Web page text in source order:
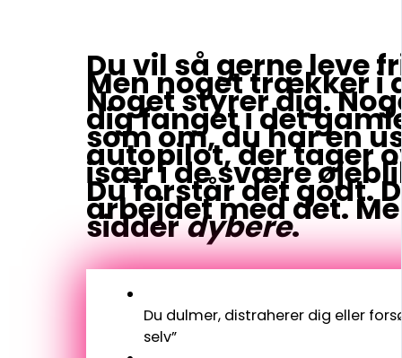
Du vil så gerne leve
Men noget trækker i
Noget styrer dig.
dig fanget i det
som om, du har en
autopilot, der tager
især i de svære
Du forstår det godt.
arbejdet med det.
sidderdybere.
Du dulmer, distraherer dig eller
selv”